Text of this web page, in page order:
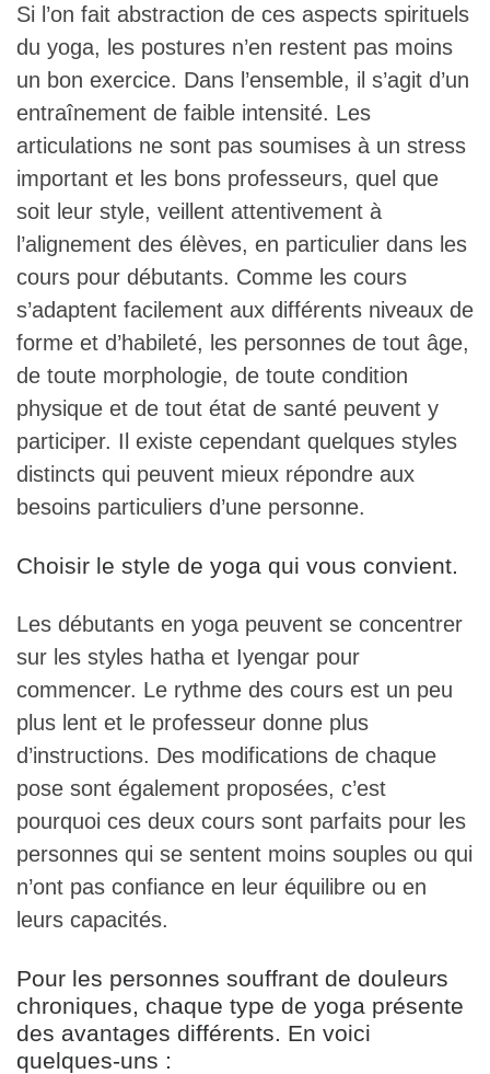
Si l’on fait abstraction de ces aspects spirituels
du yoga, les postures n’en restent pas moins
un bon exercice. Dans l’ensemble, il s’agit d’un
entraînement de faible intensité. Les
articulations ne sont pas soumises à un stress
important et les bons professeurs, quel que
soit leur style, veillent attentivement à
l’alignement des élèves, en particulier dans les
cours pour débutants. Comme les cours
s’adaptent facilement aux différents niveaux de
forme et d’habileté, les personnes de tout âge,
de toute morphologie, de toute condition
physique et de tout état de santé peuvent y
participer. Il existe cependant quelques styles
distincts qui peuvent mieux répondre aux
besoins particuliers d’une personne.
Choisir le style de yoga qui vous convient.
Les débutants en yoga peuvent se concentrer
sur les styles hatha et Iyengar pour
commencer. Le rythme des cours est un peu
plus lent et le professeur donne plus
d’instructions. Des modifications de chaque
pose sont également proposées, c’est
pourquoi ces deux cours sont parfaits pour les
personnes qui se sentent moins souples ou qui
n’ont pas confiance en leur équilibre ou en
leurs capacités.
Pour les personnes souffrant de douleurs
chroniques, chaque type de yoga présente
des avantages différents. En voici
quelques-uns :